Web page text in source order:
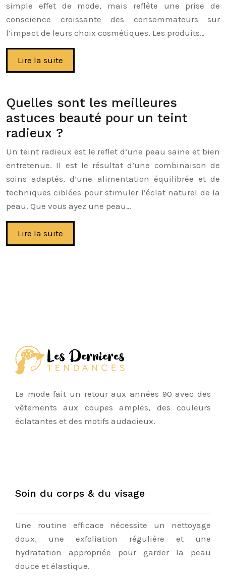
simple effet de mode, mais reflète une prise de
conscience croissante des consommateurs sur
l’impact de leurs choix cosmétiques. Les produits…
Lire la suite
Quelles sont les meilleures
astuces beauté pour un teint
radieux ?
Un teint radieux est le reflet d’une peau saine et bien
entretenue. Il est le résultat d’une combinaison de
soins adaptés, d’une alimentation équilibrée et de
techniques ciblées pour stimuler l’éclat naturel de la
peau. Que vous ayez une peau…
Lire la suite
La mode fait un retour aux années 90 avec des
vêtements aux coupes amples, des couleurs
éclatantes et des motifs audacieux.
Soin du corps & du visage
Une routine efficace nécessite un nettoyage
doux, une exfoliation régulière et une
hydratation appropriée pour garder la peau
douce et élastique.